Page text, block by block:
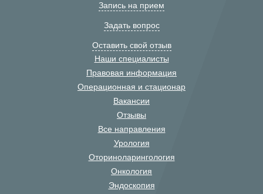
Запись на прием
Задать вопрос
Оставить свой отзыв
Наши специалисты
Правовая информация
Операционная и стационар
Вакансии
Отзывы
Все направления
Урология
Оториноларингология
Онкология
Эндоскопия